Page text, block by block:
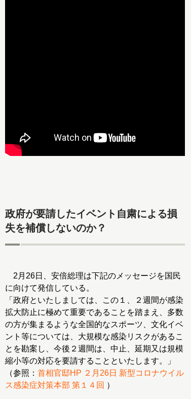
政府が要請したイベント自粛による損
失を補償しないのか？
2月26日、安倍総理は下記のメッセージを国民
に向けて発信している。
「政府といたしましては、この１、２週間が感染
拡大防止に極めて重要であることを踏まえ、多数
の方が集まるような全国的なスポーツ、文化イベ
ント等については、大規模な感染リスクがあるこ
とを勘案し、今後２週間は、中止、延期又は規模
縮小等の対応を要請することといたします。」
（参照： 首相官邸HP ２月26日 新型コロナウイル
ス感染症対策本部 第１４回 ）